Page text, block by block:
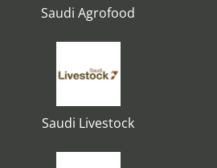
Saudi Agrofood
Saudi Livestock